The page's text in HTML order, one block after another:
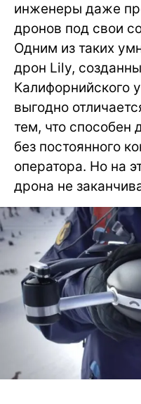
инженеры даже
дронов под свои
Одним из таких
дрон Lily,
Калифорнийского
выгодно
тем, что способен
без постоянного
оператора. Но на
дрона не